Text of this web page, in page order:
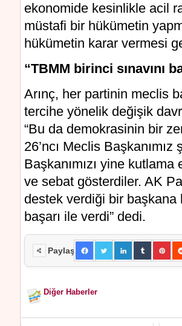
ekonomide kesinlikle acil
müstafi bir hükümetin
hükümetin karar vermesi
“TBMM birinci sınavını
Arınç, her partinin meclis
tercihe yönelik değişik
“Bu da demokrasinin bir
26’ncı Meclis
Başkanımızı yine
ve sebat gösterdiler. AK
destek verdiği bir başkana
başarı ile verdi” dedi.
Paylaş
Diğer Haberler